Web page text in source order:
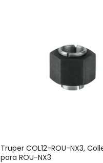
Truper COL12-ROU-NX3,
para ROU-NX3